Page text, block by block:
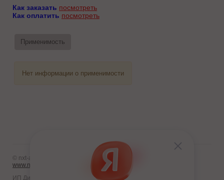
Как заказать посмотреть
Как оплатить посмотреть
Применимость
Нет информации о применимости
© nxt-avto.ru 2012 - 2026
www.nxt-avto.ru
ИП Диланчян Т.Л.